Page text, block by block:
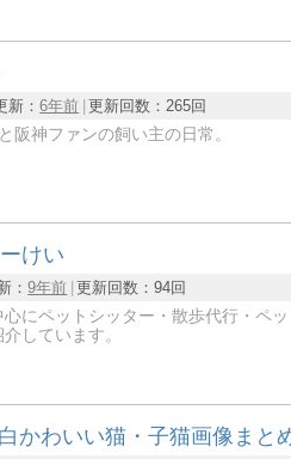
新：6年前 更新回数：265回
阪神ファンの飼い主の日常。
けい
：9年前 更新回数：94回
にペットシッター・散歩代行・ペ
しています。
かわいい猫・子猫画像まと